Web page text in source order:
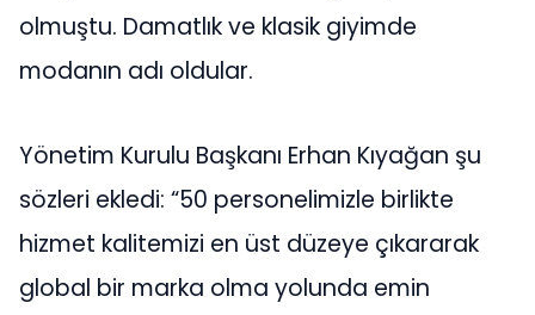
olmuştu. Damatlık ve klasik giyimde
modanın adı oldular.
Yönetim Kurulu Başkanı Erhan Kıyağan şu
sözleri ekledi: “50 personelimizle birlikte
hizmet kalitemizi en üst düzeye çıkararak
global bir marka olma yolunda emin